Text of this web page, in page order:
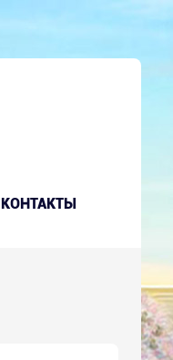
КОНТАКТЫ